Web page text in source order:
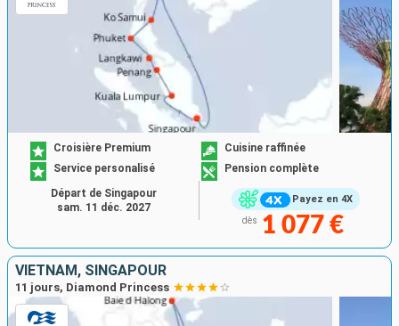
Payez en 4X
Croisière Premium
Cuisine raffinée
Service personalisé
Pension complète
dès 1 077 €
Départ de Singapour
sam. 11 déc. 2027
VIETNAM, SINGAPOUR
11 jours, Diamond Princess